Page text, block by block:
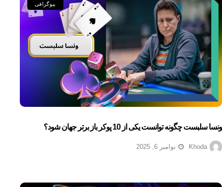
بیوگرافی
ونسا سلبست چگونه توانست یکی از 10 پوکر باز برتر جهان شود؟
Khoda نوامبر 6, 2025